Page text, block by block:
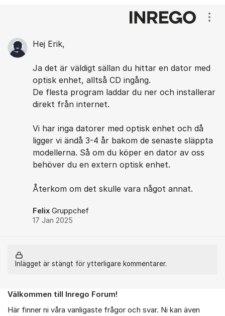
Hej Erik,
Ja det är väldigt sällan du hittar en dator med
optisk enhet, alltså CD ingång.
De flesta program laddar du ner och installerar
direkt från internet.
Vi har inga datorer med optisk enhet och då
ligger vi ändå 3-4 år bakom de senaste släppta
modellerna. Så om du köper en dator av oss
behöver du en extern optisk enhet.
Återkom om det skulle vara något annat.
Felix Gruppchef
17 Jan 2025
Inlägget är stängt för ytterligare kommentarer.
Om forumet
Välkommen till Inrego Forum!
Här finner ni våra vanligaste frågor och svar. Ni kan även